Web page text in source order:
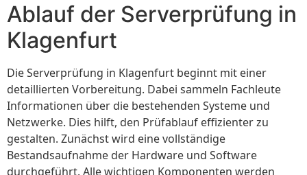
Ablauf der Serverprüfung in
Klagenfurt
Die Serverprüfung in Klagenfurt beginnt mit einer
detaillierten Vorbereitung. Dabei sammeln Fachleute
Informationen über die bestehenden Systeme und
Netzwerke. Dies hilft, den Prüfablauf effizienter zu
gestalten. Zunächst wird eine vollständige
Bestandsaufnahme der Hardware und Software
durchgeführt. Alle wichtigen Komponenten werden